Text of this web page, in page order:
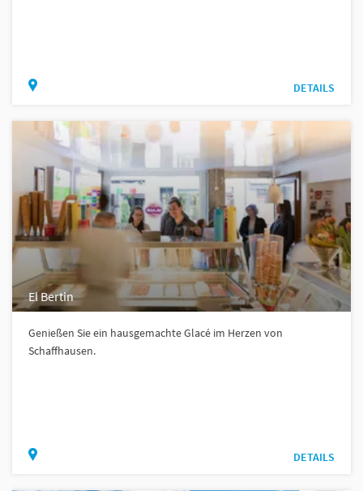
DETAILS
El Bertin
Genießen Sie ein hausgemachte Glacé im Herzen von
Schaffhausen.
DETAILS